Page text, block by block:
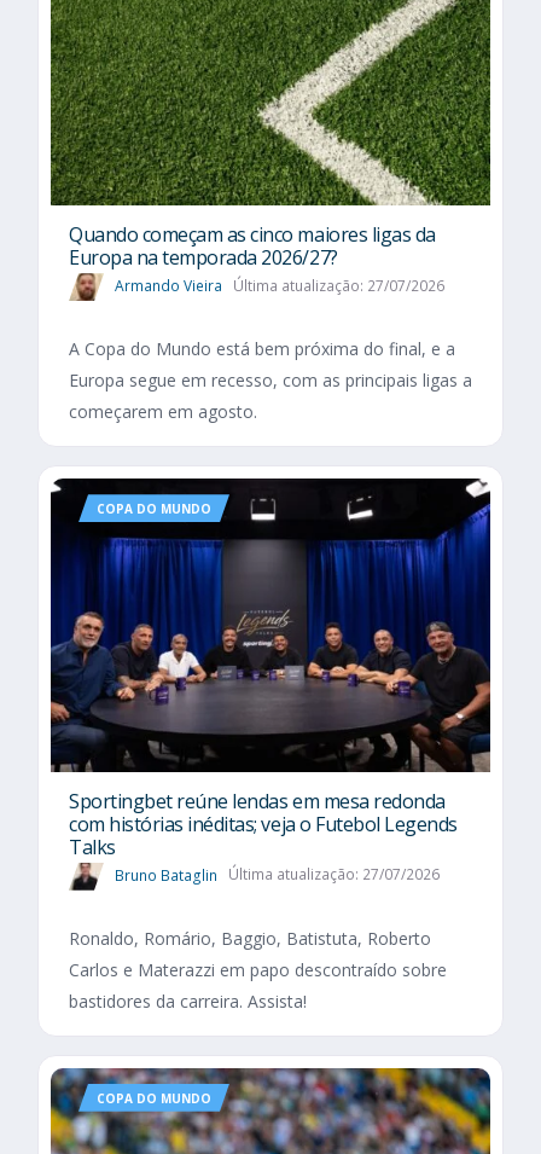
Quando começam as cinco maiores ligas da
Europa na temporada 2026/27?
Armando Vieira Última atualização: 27/07/2026
A Copa do Mundo está bem próxima do final, e a
Europa segue em recesso, com as principais ligas a
começarem em agosto.
COPA DO MUNDO
Sportingbet reúne lendas em mesa redonda
com histórias inéditas; veja o Futebol Legends
Talks
Bruno Bataglin Última atualização: 27/07/2026
Ronaldo, Romário, Baggio, Batistuta, Roberto
Carlos e Materazzi em papo descontraído sobre
bastidores da carreira. Assista!
COPA DO MUNDO